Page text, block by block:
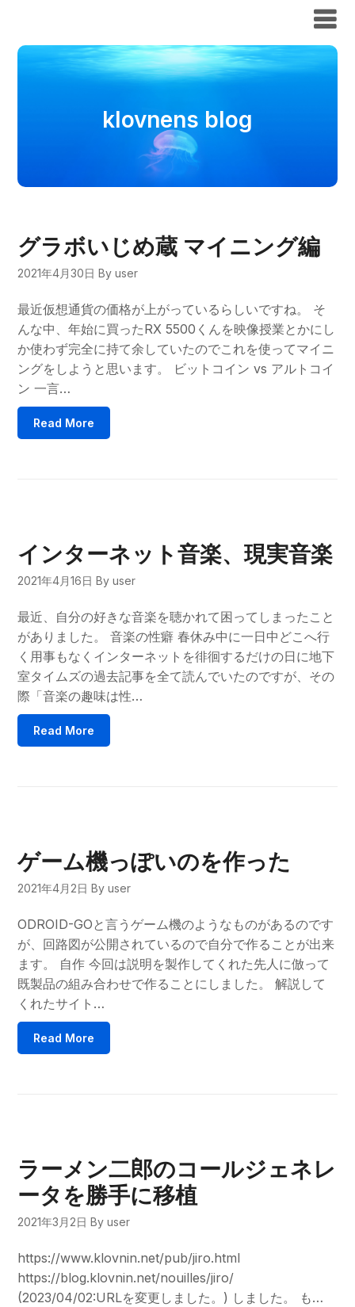
klovnens blog
グラボいじめ蔵 マイニング編
2021年4月30日 By user
最近仮想通貨の価格が上がっているらしいですね。 そ
んな中、年始に買ったRX 5500くんを映像授業とかにし
か使わず完全に持て余していたのでこれを使ってマイニ
ングをしようと思います。 ビットコイン vs アルトコイ
ン 一言…
Read More
インターネット音楽、現実音楽
2021年4月16日 By user
最近、自分の好きな音楽を聴かれて困ってしまったこと
がありました。 音楽の性癖 春休み中に一日中どこへ行
く用事もなくインターネットを徘徊するだけの日に地下
室タイムズの過去記事を全て読んでいたのですが、その
際「音楽の趣味は性…
Read More
ゲーム機っぽいのを作った
2021年4月2日 By user
ODROID-GOと言うゲーム機のようなものがあるのです
が、回路図が公開されているので自分で作ることが出来
ます。 自作 今回は説明を製作してくれた先人に倣って
既製品の組み合わせで作ることにしました。 解説して
くれたサイト…
Read More
ラーメン二郎のコールジェネレ
ータを勝手に移植
2021年3月2日 By user
https://www.klovnin.net/pub/jiro.html
https://blog.klovnin.net/nouilles/jiro/
(2023/04/02:URLを変更しました。) しました。 も…